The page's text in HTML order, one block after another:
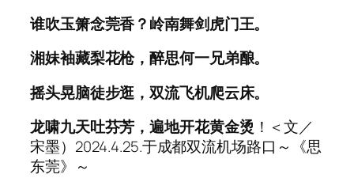
谁吹玉箫念莞香？岭南舞剑虎门王。
湘妹袖藏梨花枪，醉思何一兄弟酿。
摇头晃脑徒步逛，双流飞机爬云床。
龙啸九天吐芬芳，遍地开花黄金烫！＜文／
宋墨）2024.4.25.于成都双流机场路口～《思
东莞》～